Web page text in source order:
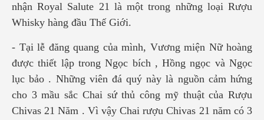
nhận Royal Salute 21 là một trong những loại Rượu
Whisky hàng đầu Thế Giới.
- Tại lễ đăng quang của mình, Vương miện Nữ hoàng
được thiết lập trong Ngọc bích , Hồng ngọc và Ngọc
lục bảo . Những viên đá quý này là nguồn cảm hứng
cho 3 mầu sắc Chai sứ thủ công mỹ thuật của Rượu
Chivas 21 Năm . Vì vậy Chai rượu Chivas 21 năm có 3